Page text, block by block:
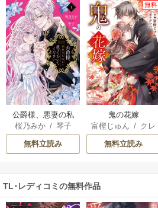
公爵様、悪妻の私
はもう放っておい
てください
桜乃みか/ 琴子
無料立読み
無料
鬼の花嫁
富樫じゅん / クレ
ハ
無料立読み
TL･レディコミの無料作品